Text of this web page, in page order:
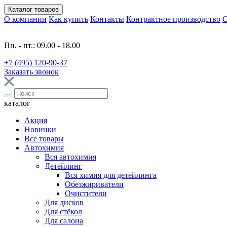
Каталог товаров
О компании Как купить Контакты Контрактное производство
Пн. - пт.: 09.00 - 18.00
+7 (495) 120-90-37
Заказать звонок
каталог
Акция
Новинки
Все товары
Автохимия
Вся автохимия
Детейлинг
Вся химия для детейлинга
Обезжириватели
Очистители
Для дисков
Для стёкол
Для салона